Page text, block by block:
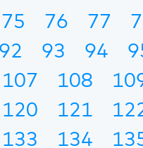
75 76 77
92 93 94
107 108
120 121
133 134